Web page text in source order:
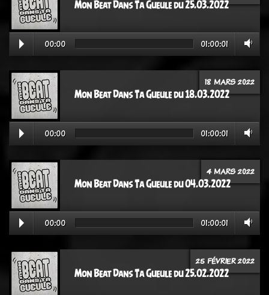
Mon Beat Dans Ta Gueule du 25.03.2022
00:00 01:00:01
18 MARS 2022
Mon Beat Dans Ta Gueule du 18.03.2022
00:00 01:00:01
4 MARS 2022
Mon Beat Dans Ta Gueule du 04.03.2022
00:00 01:00:01
25 FÉVRIER 2022
Mon Beat Dans Ta Gueule du 25.02.2022